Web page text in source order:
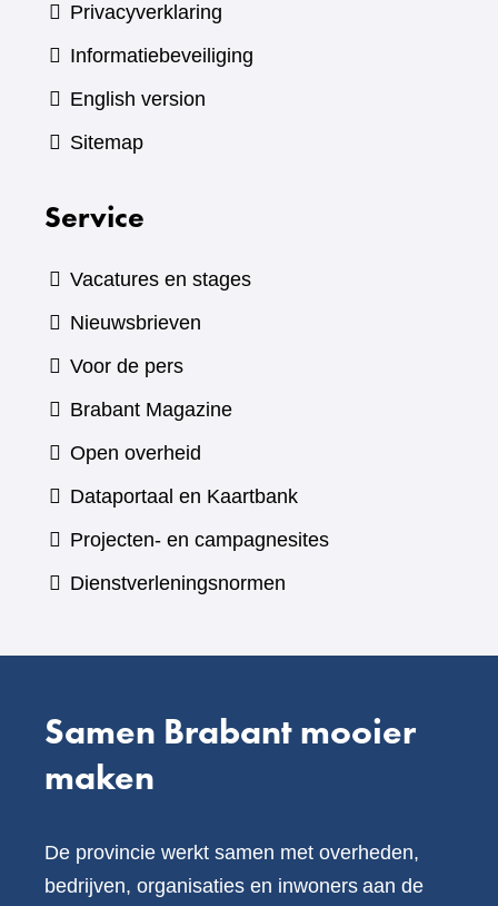
Privacyverklaring
Informatiebeveiliging
English version
Sitemap
Service
Vacatures en stages
Nieuwsbrieven
Voor de pers
Brabant Magazine(verwijst
andere
website)
Open overheid
Dataportaal en Kaartbank(verwijst
naar
Projecten- en campagnesites
Dienstverleningsnormen
Samen Brabant mooier
maken
De provincie werkt samen met overheden,
bedrijven, organisaties en inwoners aan de